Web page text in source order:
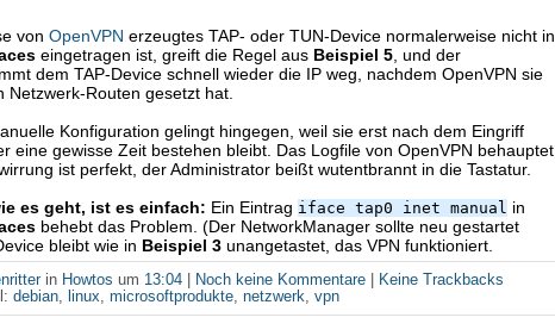
vonOpenVPN erzeugtes TAP- oder TUN-Device normalerweise nicht in
eingetragen ist, greift die Regel aus Beispiel 5 , und der
dem TAP-Device schnell wieder die IP weg, nachdem OpenVPN sie
Netzwerk-Routen gesetzt hat.
Konfiguration gelingt hingegen, weil sie erst nach dem Eingriff
eine gewisse Zeit bestehen bleibt. Das Logfile von OpenVPN behauptet,
ist perfekt, der Administrator beißt wutentbrannt in die Tastatur.
es geht, ist es einfach: Ein Eintrag iface tap0 inet manual in
behebt das Problem. (Der NetworkManager sollte neu gestartet
bleibt wie in Beispiel 3 unangetastet, das VPN funktioniert.
in Howtos um 13:04 Noch keine Kommentare
Keine Trackbacks
debian linux ,microsoftprodukte ,netzwerk ,vpn